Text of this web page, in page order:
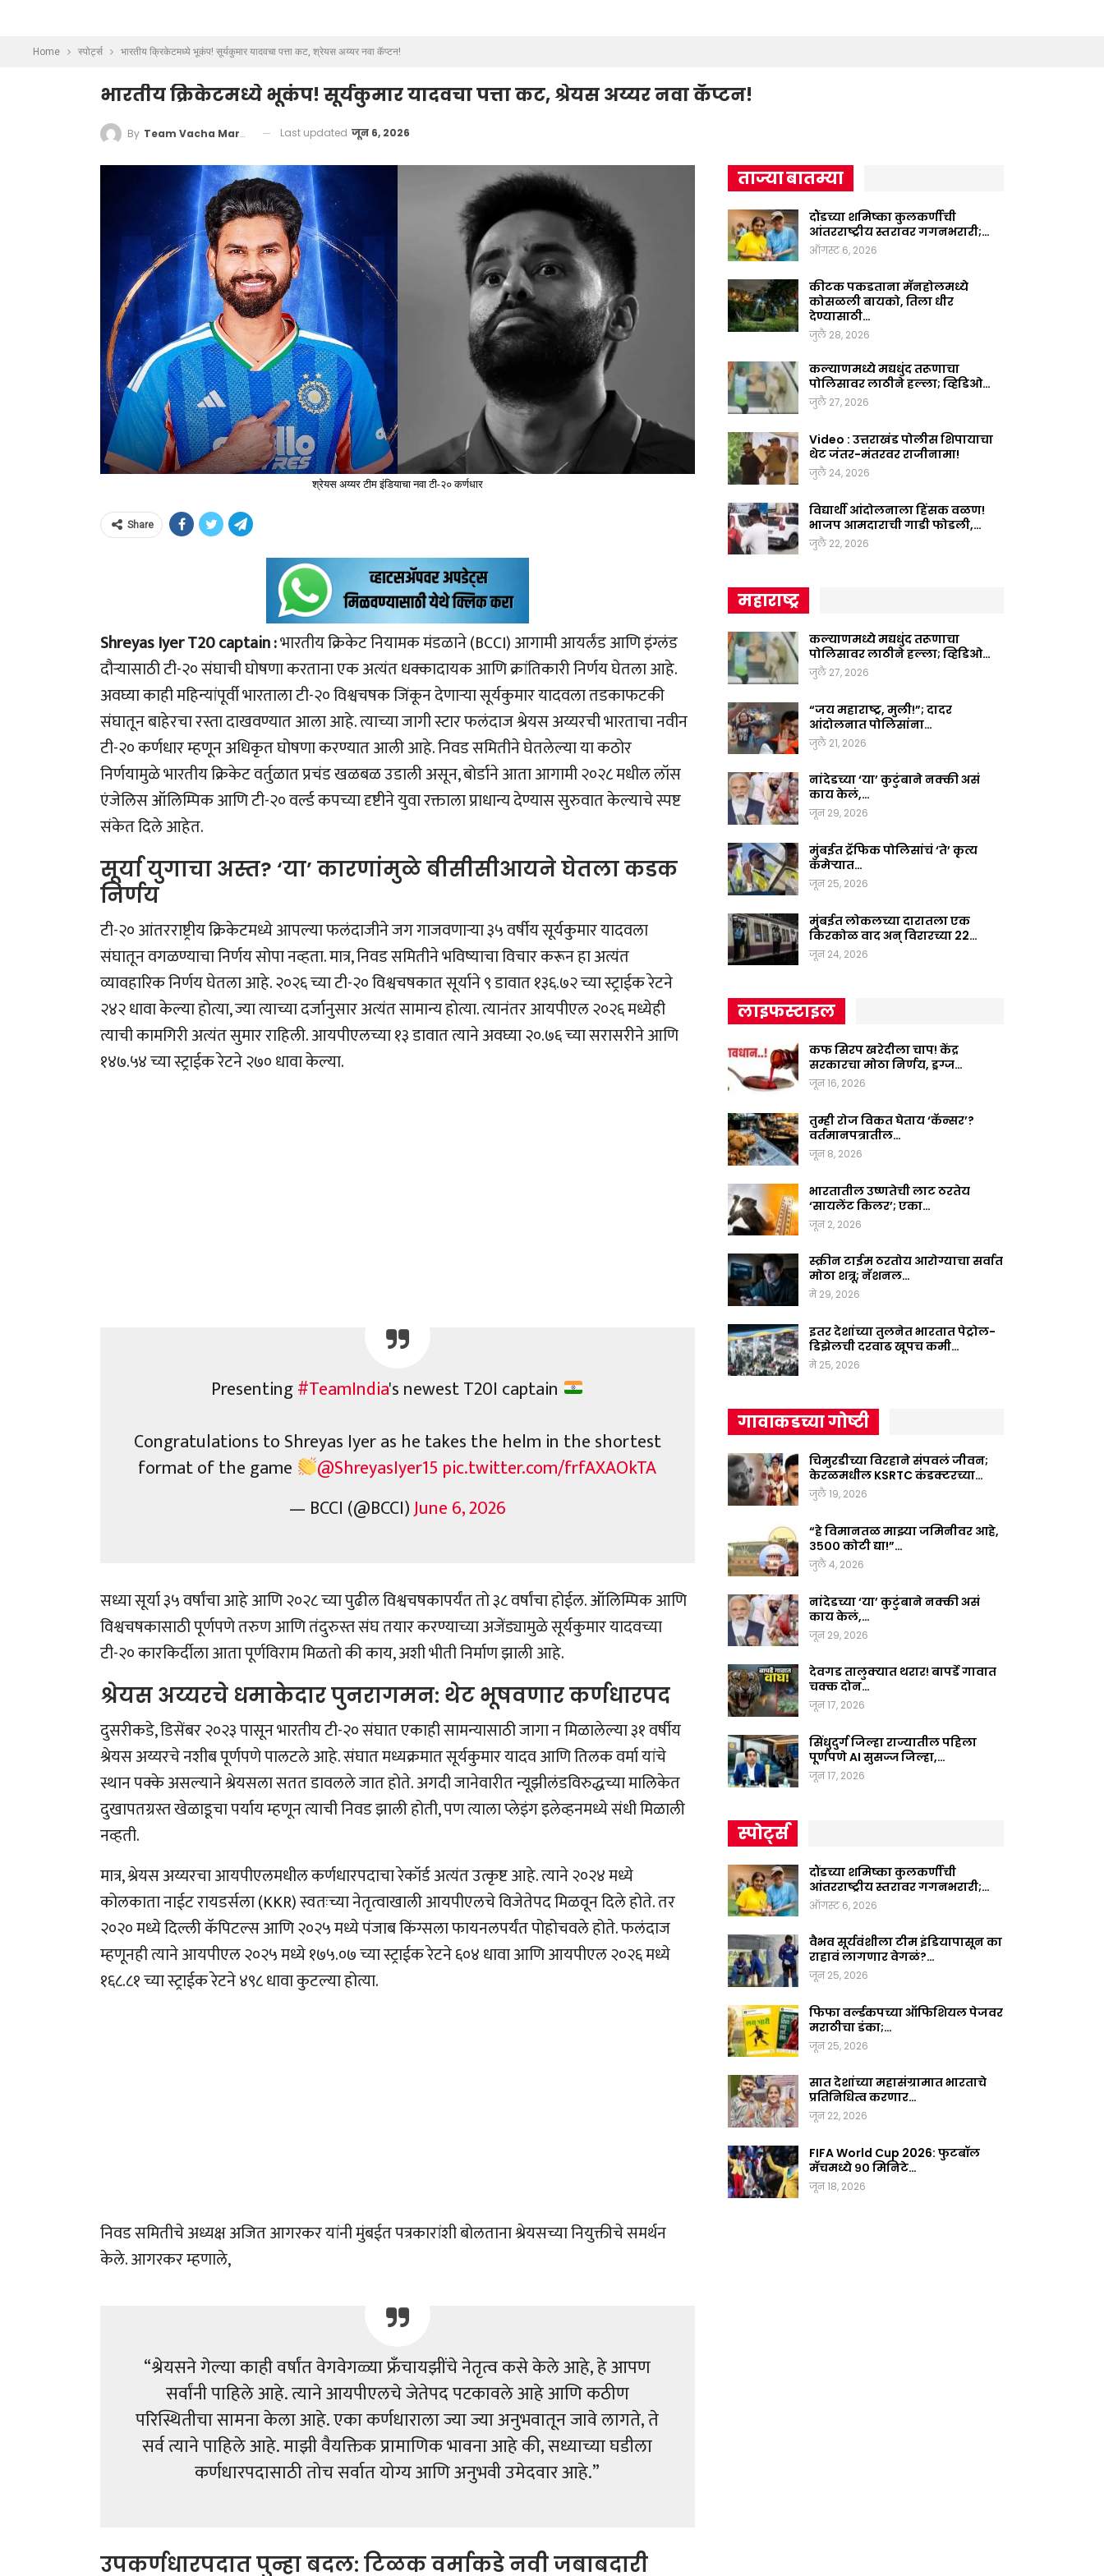
Home स्पोर्ट्स भारतीय क्रिकेटमध्ये भूकंप! सूर्यकुमार यादवचा पत्ता कट, श्रेयस अय्यर नवा कॅप्टन!
भारतीय क्रिकेटमध्ये भूकंप! सूर्यकुमार यादवचा पत्ता कट, श्रेयस अय्यर नवा कॅप्टन!
By Team Vacha Marathi Last updated जून 6, 2026
श्रेयस अय्यर टीम इंडियाचा नवा टी-२० कर्णधार
Share
Shreyas Iyer T20 captain :भारतीय क्रिकेट नियामक मंडळाने (BCCI) आगामी आयर्लंड आणि इंग्लंड
दौऱ्यासाठी टी-२० संघाची घोषणा करताना एक अत्यंत धक्कादायक आणि क्रांतिकारी निर्णय घेतला आहे.
अवघ्या काही महिन्यांपूर्वी भारताला टी-२० विश्वचषक जिंकून देणाऱ्या सूर्यकुमार यादवला तडकाफटकी
संघातून बाहेरचा रस्ता दाखवण्यात आला आहे. त्याच्या जागी स्टार फलंदाज श्रेयस अय्यरची भारताचा नवीन
टी-२० कर्णधार म्हणून अधिकृत घोषणा करण्यात आली आहे. निवड समितीने घेतलेल्या या कठोर
निर्णयामुळे भारतीय क्रिकेट वर्तुळात प्रचंड खळबळ उडाली असून, बोर्डाने आता आगामी २०२८ मधील लॉस
एंजेलिस ऑलिम्पिक आणि टी-२० वर्ल्ड कपच्या दृष्टीने युवा रक्ताला प्राधान्य देण्यास सुरुवात केल्याचे स्पष्ट
संकेत दिले आहेत.
सूर्या युगाचा अस्त? ‘या’ कारणांमुळे बीसीसीआयने घेतला कडक
निर्णय
टी-२० आंतरराष्ट्रीय क्रिकेटमध्ये आपल्या फलंदाजीने जग गाजवणाऱ्या ३५ वर्षीय सूर्यकुमार यादवला
संघातून वगळण्याचा निर्णय सोपा नव्हता. मात्र, निवड समितीने भविष्याचा विचार करून हा अत्यंत
व्यावहारिक निर्णय घेतला आहे. २०२६ च्या टी-२० विश्वचषकात सूर्याने ९ डावात १३६.७२ च्या स्ट्राईक रेटने
२४२ धावा केल्या होत्या, ज्या त्याच्या दर्जानुसार अत्यंत सामान्य होत्या. त्यानंतर आयपीएल २०२६ मध्येही
त्याची कामगिरी अत्यंत सुमार राहिली. आयपीएलच्या १३ डावात त्याने अवघ्या २०.७६ च्या सरासरीने आणि
१४७.५४ च्या स्ट्राईक रेटने २७० धावा केल्या.
Presenting#TeamIndia's newest T20I captain
Congratulations to Shreyas Iyer as he takes the helm in the shortest
format of the game
@ShreyasIyer15 pic.twitter.com/frfAXAOkTA
— BCCI (@BCCI)June 6, 2026
सध्या सूर्या ३५ वर्षांचा आहे आणि २०२८ च्या पुढील विश्वचषकापर्यंत तो ३८ वर्षांचा होईल. ऑलिम्पिक आणि
विश्वचषकासाठी पूर्णपणे तरुण आणि तंदुरुस्त संघ तयार करण्याच्या अजेंड्यामुळे सूर्यकुमार यादवच्या
टी-२० कारकिर्दीला आता पूर्णविराम मिळतो की काय, अशी भीती निर्माण झाली आहे.
श्रेयस अय्यरचे धमाकेदार पुनरागमन: थेट भूषवणार कर्णधारपद
दुसरीकडे, डिसेंबर २०२३ पासून भारतीय टी-२० संघात एकाही सामन्यासाठी जागा न मिळालेल्या ३१ वर्षीय
श्रेयस अय्यरचे नशीब पूर्णपणे पालटले आहे. संघात मध्यक्रमात सूर्यकुमार यादव आणि तिलक वर्मा यांचे
स्थान पक्के असल्याने श्रेयसला सतत डावलले जात होते. अगदी जानेवारीत न्यूझीलंडविरुद्धच्या मालिकेत
दुखापतग्रस्त खेळाडूचा पर्याय म्हणून त्याची निवड झाली होती, पण त्याला प्लेइंग इलेव्हनमध्ये संधी मिळाली
नव्हती.
मात्र, श्रेयस अय्यरचा आयपीएलमधील कर्णधारपदाचा रेकॉर्ड अत्यंत उत्कृष्ट आहे. त्याने २०२४ मध्ये
कोलकाता नाईट रायडर्सला (KKR) स्वतःच्या नेतृत्वाखाली आयपीएलचे विजेतेपद मिळवून दिले होते. तर
२०२० मध्ये दिल्ली कॅपिटल्स आणि २०२५ मध्ये पंजाब किंग्सला फायनलपर्यंत पोहोचवले होते. फलंदाज
म्हणूनही त्याने आयपीएल २०२५ मध्ये १७५.०७ च्या स्ट्राईक रेटने ६०४ धावा आणि आयपीएल २०२६ मध्ये
१६८.८१ च्या स्ट्राईक रेटने ४९८ धावा कुटल्या होत्या.
निवड समितीचे अध्यक्ष अजित आगरकर यांनी मुंबईत पत्रकारांशी बोलताना श्रेयसच्या नियुक्तीचे समर्थन
केले. आगरकर म्हणाले,
“श्रेयसने गेल्या काही वर्षांत वेगवेगळ्या फ्रँचायझींचे नेतृत्व कसे केले आहे, हे आपण
सर्वांनी पाहिले आहे. त्याने आयपीएलचे जेतेपद पटकावले आहे आणि कठीण
परिस्थितीचा सामना केला आहे. एका कर्णधाराला ज्या ज्या अनुभवातून जावे लागते, ते
सर्व त्याने पाहिले आहे. माझी वैयक्तिक प्रामाणिक भावना आहे की, सध्याच्या घडीला
कर्णधारपदासाठी तोच सर्वात योग्य आणि अनुभवी उमेदवार आहे.”
उपकर्णधारपदात पुन्हा बदल: टिळक वर्माकडे नवी जबाबदारी
ताज्या बातम्या
दौंडच्या शमिष्का कुलकर्णीची
आंतरराष्ट्रीय स्तरावर गगनभरारी;…
ऑगस्ट 6, 2026
कीटक पकडताना मॅनहोलमध्ये
कोसळली बायको, तिला धीर
देण्यासाठी…
जुलै 28, 2026
कल्याणमध्ये मद्यधुंद तरूणाचा
पोलिसावर लाठीने हल्ला; व्हिडिओ…
जुलै 27, 2026
Video : उत्तराखंड पोलीस शिपायाचा
थेट जंतर-मंतरवर राजीनामा!
जुलै 24, 2026
विद्यार्थी आंदोलनाला हिंसक वळण!
भाजप आमदाराची गाडी फोडली,…
जुलै 22, 2026
महाराष्ट्र
कल्याणमध्ये मद्यधुंद तरूणाचा
पोलिसावर लाठीने हल्ला; व्हिडिओ…
जुलै 27, 2026
“जय महाराष्ट्र, मुली!”; दादर
आंदोलनात पोलिसांना…
जुलै 21, 2026
नांदेडच्या ‘या’ कुटुंबाने नक्की असं
काय केलं,…
जून 29, 2026
मुंबईत ट्रॅफिक पोलिसांचं ‘ते’ कृत्य
कॅमेऱ्यात…
जून 25, 2026
मुंबईत लोकलच्या दारातला एक
किरकोळ वाद अन् विरारच्या 22…
जून 24, 2026
लाइफस्टाइल
कफ सिरप खरेदीला चाप! केंद्र
सरकारचा मोठा निर्णय, ड्रग्ज…
जून 16, 2026
तुम्ही रोज विकत घेताय ‘कॅन्सर’?
वर्तमानपत्रातील…
जून 8, 2026
भारतातील उष्णतेची लाट ठरतेय
‘सायलेंट किलर’; एका…
जून 2, 2026
स्क्रीन टाईम ठरतोय आरोग्याचा सर्वात
मोठा शत्रू; नॅशनल…
मे 29, 2026
इतर देशांच्या तुलनेत भारतात पेट्रोल-
डिझेलची दरवाढ खूपच कमी…
मे 25, 2026
गावाकडच्या गोष्टी
चिमुरडीच्या विरहाने संपवलं जीवन;
केरळमधील KSRTC कंडक्टरच्या…
जुलै 19, 2026
“हे विमानतळ माझ्या जमिनीवर आहे,
३५०० कोटी द्या!”…
जुलै 4, 2026
नांदेडच्या ‘या’ कुटुंबाने नक्की असं
काय केलं,…
जून 29, 2026
देवगड तालुक्यात थरार! बापर्डे गावात
चक्क दोन…
जून 17, 2026
सिंधुदुर्ग जिल्हा राज्यातील पहिला
पूर्णपणे AI सुसज्ज जिल्हा,…
जून 17, 2026
स्पोर्ट्स
दौंडच्या शमिष्का कुलकर्णीची
आंतरराष्ट्रीय स्तरावर गगनभरारी;…
ऑगस्ट 6, 2026
वैभव सूर्यवंशीला टीम इंडियापासून का
राहावं लागणार वेगळं?…
जून 25, 2026
फिफा वर्ल्डकपच्या ऑफिशियल पेजवर
मराठीचा डंका;…
जून 25, 2026
सात देशांच्या महासंग्रामात भारताचे
प्रतिनिधित्व करणार…
जून 22, 2026
FIFA World Cup 2026: फुटबॉल
मॅचमध्ये ९० मिनिटे…
जून 18, 2026